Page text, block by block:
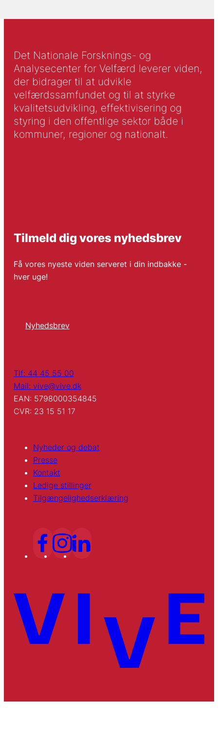
Det Nationale Forsknings- og
Analysecenter for Velfærd leverer viden,
der bidrager til at udvikle
velfærdssamfundet og til at styrke
kvalitetsudvikling, effektivisering og
styring i den offentlige sektor både i
kommuner, regioner og nationalt.
Tilmeld dig vores nyhedsbrev
Få vores nyeste viden serveret i din indbakke -
hver uge!
Nyhedsbrev
Tlf: 44 45 55 00
Mail: vive@vive.dk
EAN: 5798000354845
CVR: 23 15 51 17
Nyheder og debat
Presse
Kontakt
Ledige stillinger
Tilgængelighedserklæring